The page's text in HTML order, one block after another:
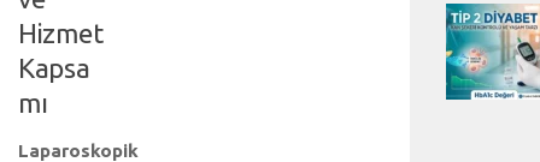
Hizmet
Kapsa
mı
Laparoskopik